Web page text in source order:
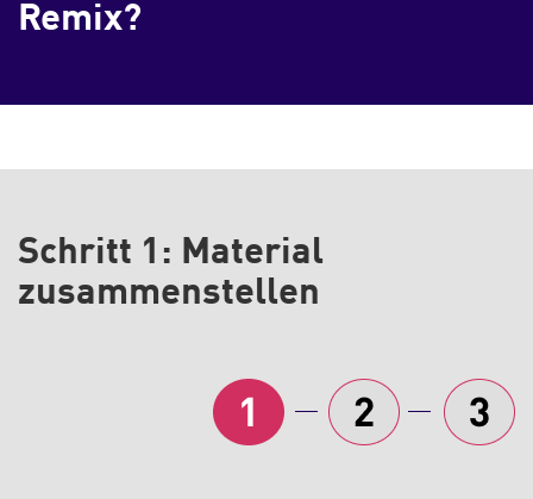
Remix?
Schritt 1: Material
zusammenstellen